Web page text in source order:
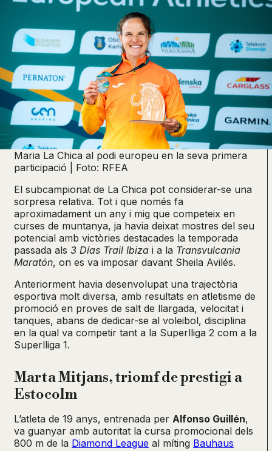
Maria La Chica al podi europeu en la seva primera
participació | Foto: RFEA
El subcampionat de La Chica pot considerar-se una
sorpresa relativa. Tot i que només fa
aproximadament un any i mig que competeix en
curses de muntanya, ja havia deixat mostres del seu
potencial amb victòries destacades la temporada
passada als 3 Días Trail Ibiza i a la Transvulcania
Maratón, on es va imposar davant Sheila Avilés.
Anteriorment havia desenvolupat una trajectòria
esportiva molt diversa, amb resultats en atletisme de
promoció en proves de salt de llargada, velocitat i
tanques, abans de dedicar-se al voleibol, disciplina
en la qual va competir tant a la Superlliga 2 com a la
Superlliga 1.
Marta Mitjans, triomf de prestigi a
Estocolm
L’atleta de 19 anys, entrenada per Alfonso Guillén,
va guanyar amb autoritat la cursa promocional dels
800 m de la Diamond League al míting Bauhaus